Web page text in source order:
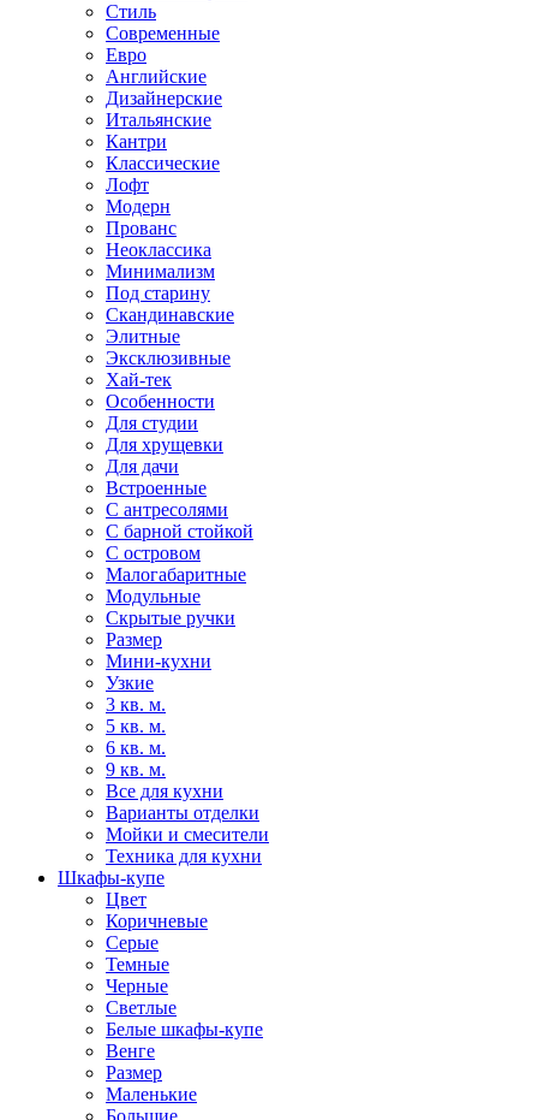
Стиль
Современные
Евро
Английские
Дизайнерские
Итальянские
Кантри
Классические
Лофт
Модерн
Прованс
Неоклассика
Минимализм
Под старину
Скандинавские
Элитные
Эксклюзивные
Хай-тек
Особенности
Для студии
Для хрущевки
Для дачи
Встроенные
С антресолями
С барной стойкой
С островом
Малогабаритные
Модульные
Скрытые ручки
Размер
Мини-кухни
Узкие
3 кв. м.
5 кв. м.
6 кв. м.
9 кв. м.
Все для кухни
Варианты отделки
Мойки и смесители
Техника для кухни
Шкафы-купе
Цвет
Коричневые
Серые
Темные
Черные
Светлые
Белые шкафы-купе
Венге
Размер
Маленькие
Большие